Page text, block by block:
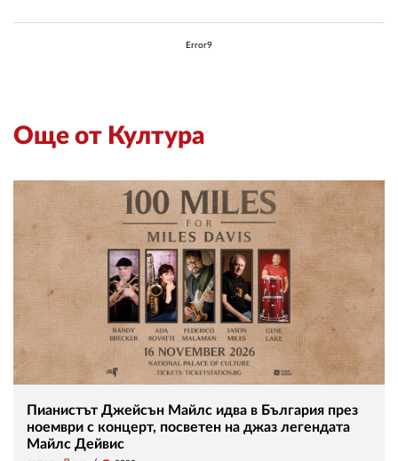
Error9
Още от Култура
Пианистът Джейсън Майлс идва в България през
ноември с концерт, посветен на джаз легендата
Майлс Дейвис